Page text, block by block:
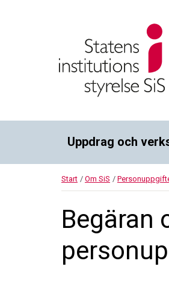
Uppdrag och
Start / Om SiS /
Begäran